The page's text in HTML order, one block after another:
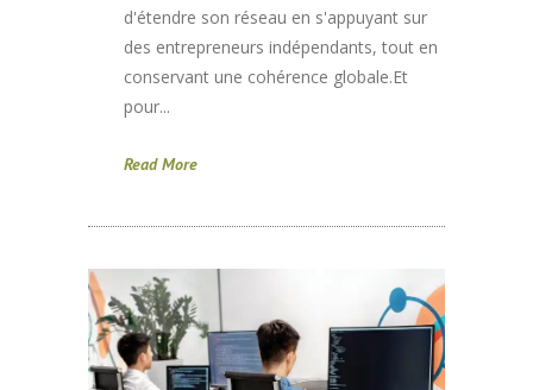
d'étendre son réseau en s'appuyant sur
des entrepreneurs indépendants, tout en
conservant une cohérence globale.Et
pour...
Read More